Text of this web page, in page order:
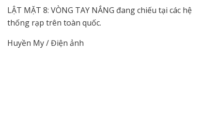
LẬT MẶT 8: VÒNG TAY NẮNG đang chiếu tại các hệ
thống rạp trên toàn quốc.
Huyền My / Điện ảnh